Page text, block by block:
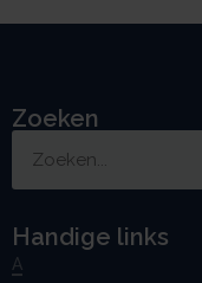
Zoeken
Handige links
A